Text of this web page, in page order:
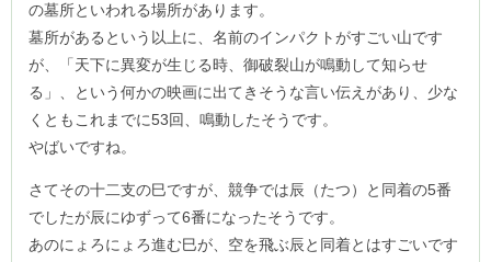
の墓所といわれる場所があります。
墓所があるという以上に、名前のインパクトがすごい山です
が、「天下に異変が生じる時、御破裂山が鳴動して知らせ
る」、という何かの映画に出てきそうな言い伝えがあり、少な
くともこれまでに53回、鳴動したそうです。
やばいですね。
さてその十二支の巳ですが、競争では辰（たつ）と同着の5番
でしたが辰にゆずって6番になったそうです。
あのにょろにょろ進む巳が、空を飛ぶ辰と同着とはすごいです